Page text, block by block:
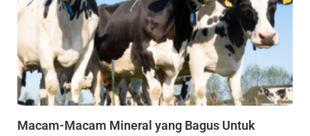
Macam-Macam Mineral yang Bagus Untuk